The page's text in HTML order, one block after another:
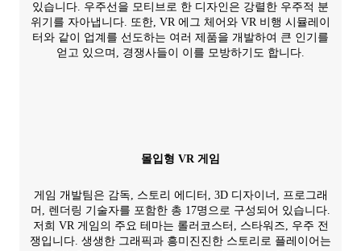
있습니다. 우주선을 모티브로 한 디자인은 강렬한 우주적 분
위기를 자아냅니다. 또한, VR 에그 체어와 VR 비행 시뮬레이
터와 같이 업계를 선도하는 여러 제품을 개발하여 큰 인기를
얻고 있으며, 경쟁사들이 이를 모방하기도 합니다.
몰입형 VR 게임
게임 개발팀은 감독, 스토리 에디터, 3D 디자이너, 프로그래
머, 렌더링 기술자를 포함한 총 17명으로 구성되어 있습니다.
저희 VR 게임의 주요 테마는 롤러코스터, 스타워즈, 우주 전
쟁입니다. 생생한 그래픽과 흥미진진한 스토리로 플레이어는